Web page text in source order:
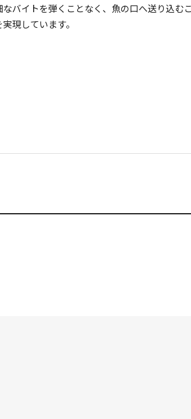
バイトを弾くことなく、魚の口へ送り込むこ
現しています。